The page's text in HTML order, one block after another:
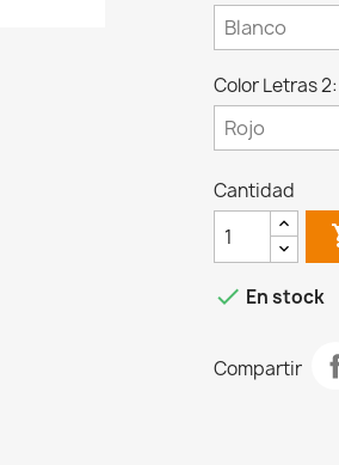
Color Letras
Cantidad
 En stock
Compartir